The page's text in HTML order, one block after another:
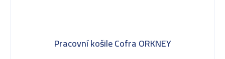
Pracovní košile Cofra ORKNEY